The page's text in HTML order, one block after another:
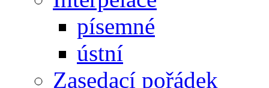
písemné
ústní
Zasedací pořádek